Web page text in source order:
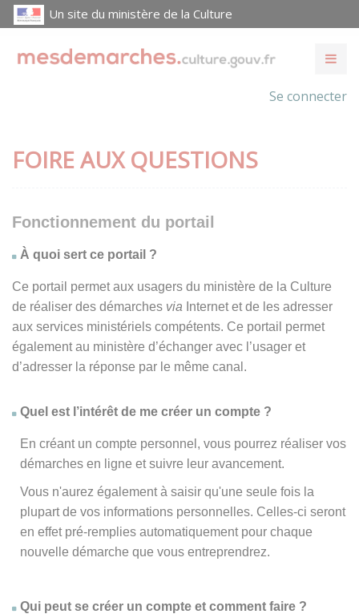
Un site du ministère de la Culture
Se connecter
FOIRE AUX QUESTIONS
Fonctionnement du portail
À quoi sert ce portail ?
Ce portail permet aux usagers du ministère de la Culture
de réaliser des démarches via Internet et de les adresser
aux services ministériels compétents. Ce portail permet
également au ministère d’échanger avec l’usager et
d’adresser la réponse par le même canal.
Quel est l’intérêt de me créer un compte ?
En créant un compte personnel, vous pourrez réaliser vos
démarches en ligne et suivre leur avancement.
Vous n'aurez également à saisir qu'une seule fois la
plupart de vos informations personnelles. Celles-ci seront
en effet pré-remplies automatiquement pour chaque
nouvelle démarche que vous entreprendrez.
Qui peut se créer un compte et comment faire ?